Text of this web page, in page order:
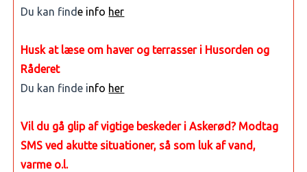
Du kan finde info her
Husk at læse om haver og terrasser i Husorden og
Råderet
Du kan finde info her
Vil du gå glip af vigtige beskeder i Askerød? Modtag
SMS ved akutte situationer, så som luk af vand,
varme o.l.